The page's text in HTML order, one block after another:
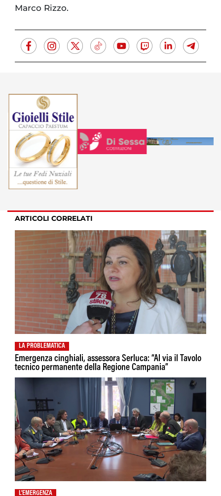
Marco Rizzo.
ARTICOLI CORRELATI
LA PROBLEMATICA
Emergenza cinghiali, assessora Serluca: “Al via il Tavolo
tecnico permanente della Regione Campania”
L'EMERGENZA